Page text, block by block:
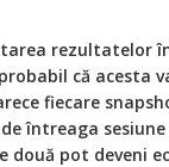
rezultatelor
că acesta
fiecare
întreaga
două pot deveni